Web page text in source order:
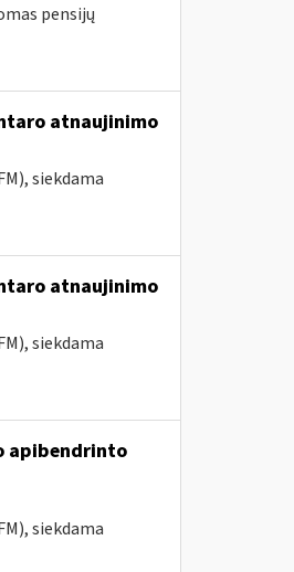
pensijų
atnaujinimo
siekdama
atnaujinimo
siekdama
apibendrinto
siekdama